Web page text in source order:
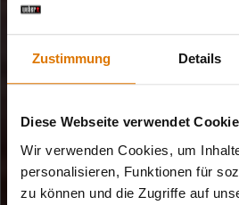
Zustimmung Details
Diese Webseite verwendet
Wir verwenden Cookies, um
personalisieren, Funktionen für
zu können und die Zugriffe auf